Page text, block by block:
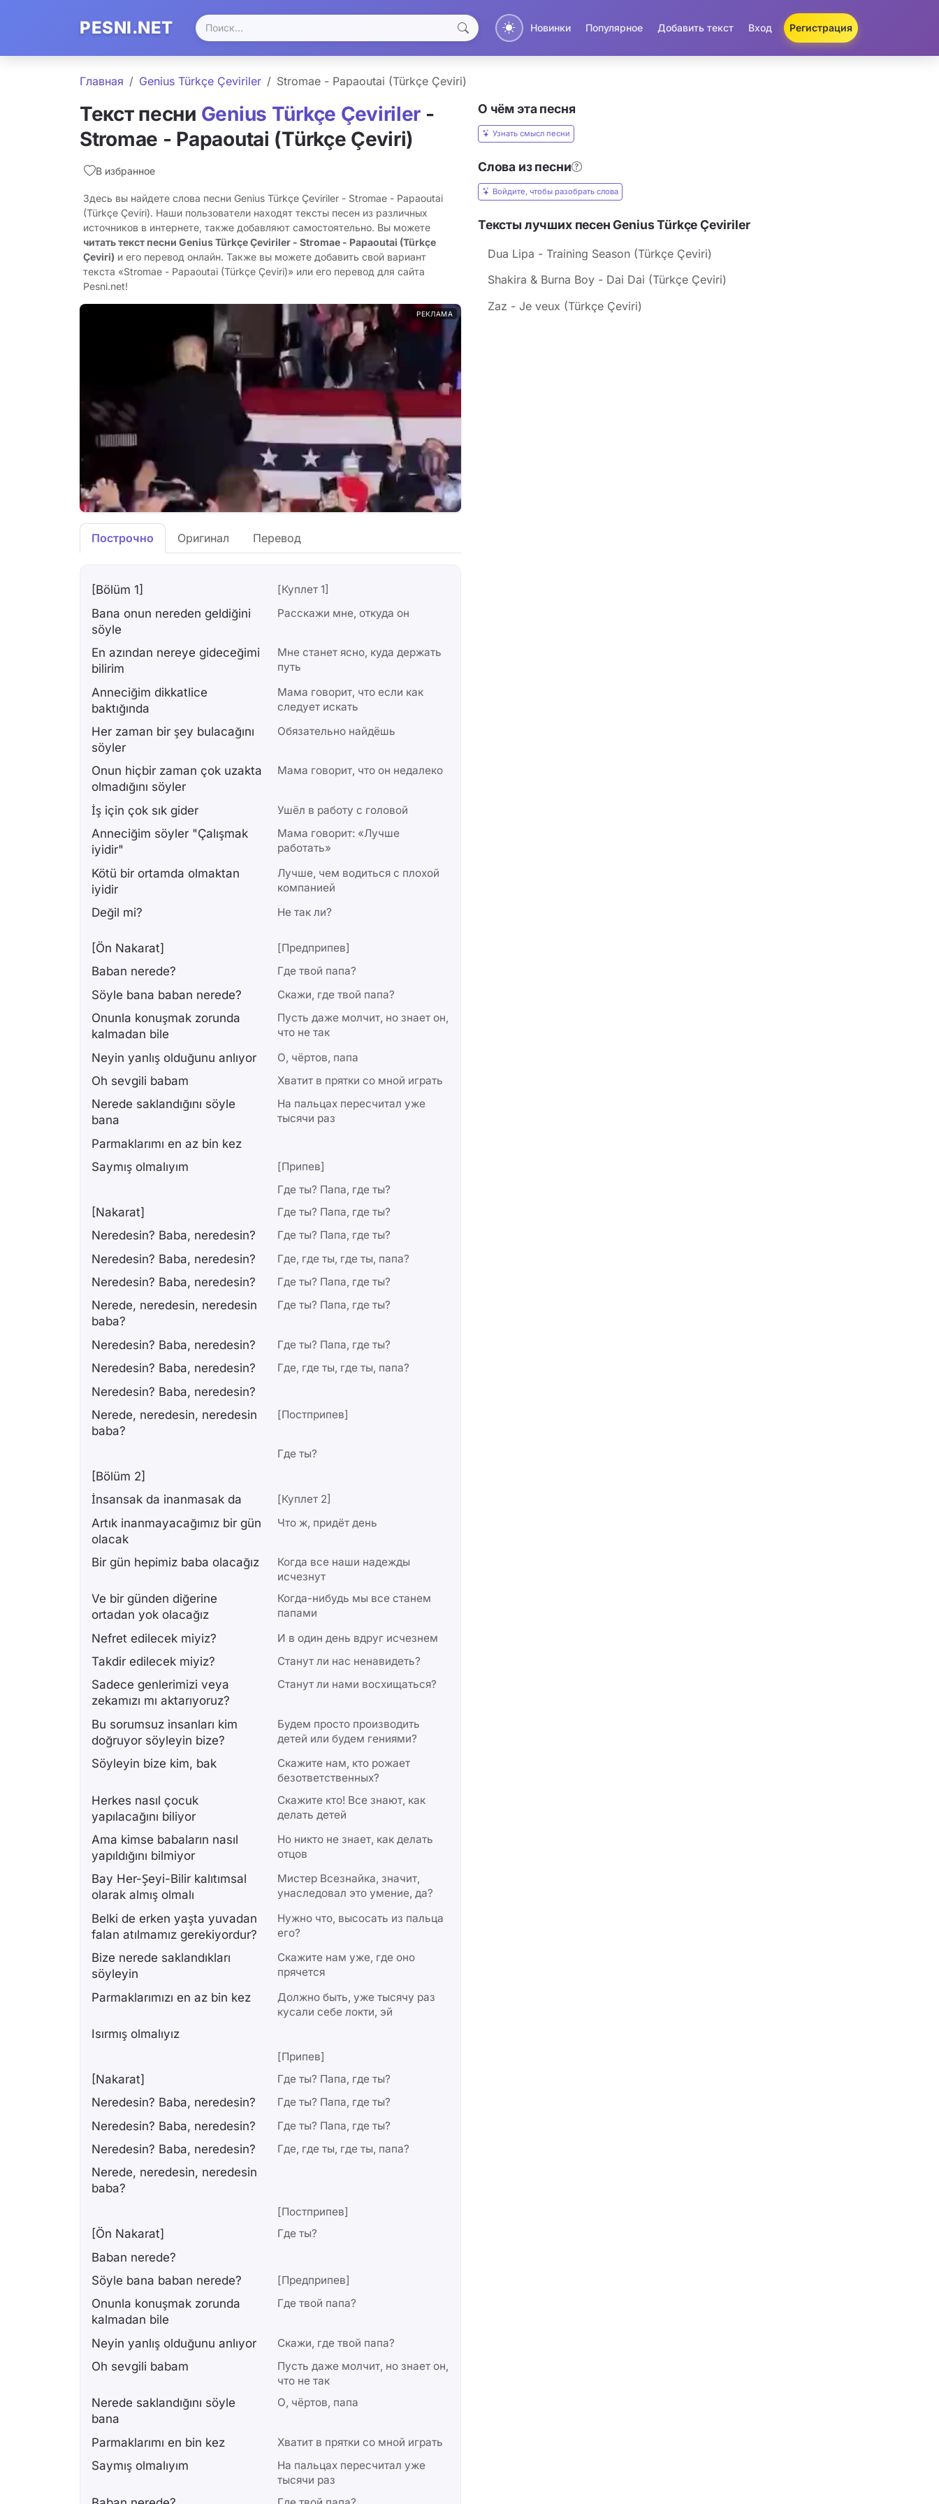
PESNI.NET Новинки Популярное Добавить текст Вход Регистрация
Главная Genius Türkçe Çeviriler Stromae - Papaoutai (Türkçe Çeviri)
Текст песни Genius Türkçe Çeviriler -
Stromae - Papaoutai (Türkçe Çeviri)
В избранное
Здесь вы найдете слова песни Genius Türkçe Çeviriler - Stromae - Papaoutai
(Türkçe Çeviri). Наши пользователи находят тексты песен из различных
источников в интернете, также добавляют самостоятельно. Вы можете
читать текст песни Genius Türkçe Çeviriler - Stromae - Papaoutai (Türkçe
Çeviri) и его перевод онлайн. Также вы можете добавить свой вариант
текста «Stromae - Papaoutai (Türkçe Çeviri)» или его перевод для сайта
Pesni.net!
РЕКЛАМА
Построчно Оригинал Перевод
[Bölüm 1] [Куплет 1]
Bana onun nereden geldiğini
söyle
Расскажи мне, откуда он
En azından nereye gideceğimi
bilirim
Мне станет ясно, куда держать
путь
Anneciğim dikkatlice
baktığında
Мама говорит, что если как
следует искать
Her zaman bir şey bulacağını
söyler
Обязательно найдёшь
Onun hiçbir zaman çok uzakta
olmadığını söyler
Мама говорит, что он недалеко
İş için çok sık gider Ушёл в работу с головой
Anneciğim söyler "Çalışmak
iyidir"
Мама говорит: «Лучше
работать»
Kötü bir ortamda olmaktan
iyidir
Лучше, чем водиться с плохой
компанией
Değil mi? Не так ли?
[Ön Nakarat] [Предприпев]
Baban nerede? Где твой папа?
Söyle bana baban nerede? Скажи, где твой папа?
Onunla konuşmak zorunda
kalmadan bile
Пусть даже молчит, но знает он,
что не так
Neyin yanlış olduğunu anlıyor О, чёртов, папа
Oh sevgili babam Хватит в прятки со мной играть
Nerede saklandığını söyle
bana
На пальцах пересчитал уже
тысячи раз
Parmaklarımı en az bin kez
Saymış olmalıyım
[Припев]
Где ты? Папа, где ты?
[Nakarat] Где ты? Папа, где ты?
Neredesin? Baba, neredesin? Где ты? Папа, где ты?
Nеredesin? Baba, nerеdesin? Где, где ты, где ты, папа?
Neredesin? Baba, neredesin? Где ты? Папа, где ты?
Nerede, neredesin, neredesin
baba?
Где ты? Папа, где ты?
Neredesin? Baba, neredesin? Где ты? Папа, где ты?
Neredesin? Baba, neredesin? Где, где ты, где ты, папа?
Neredesin? Baba, neredesin?
Nerede, neredesin, neredesin
baba?
[Постприпев]
Где ты?
[Bölüm 2]
İnsansak da inanmasak da
[Куплет 2]
Artık inanmayacağımız bir gün
olacak
Что ж, придёт день
Bir gün hepimiz baba olacağız
Когда все наши надежды
исчезнут
Ve bir günden diğerine
ortadan yok olacağız
Когда-нибудь мы все станем
папами
Nefret edilecek miyiz? И в один день вдруг исчезнем
Takdir edilecek miyiz? Станут ли нас ненавидеть?
Sadece genlerimizi veya
zekamızı mı aktarıyoruz?
Станут ли нами восхищаться?
Bu sorumsuz insanları kim
doğruyor söyleyin bize?
Будем просто производить
детей или будем гениями?
Söyleyin bize kim, bak
Скажите нам, кто рожает
безответственных?
Herkes nasıl çocuk
yapılacağını biliyor
Скажите кто! Все знают, как
делать детей
Ama kimse babaların nasıl
yapıldığını bilmiyor
Но никто не знает, как делать
отцов
Bay Her-Şeyi-Bilir kalıtımsal
olarak almış olmalı
Мистер Всезнайка, значит,
унаследовал это умение, да?
Belki de erken yaşta yuvadan
falan atılmamız gerekiyordur?
Нужно что, высосать из пальца
его?
Bize nerede saklandıkları
söyleyin
Скажите нам уже, где оно
прячется
Parmaklarımızı en az bin kez
Должно быть, уже тысячу раз
кусали себе локти, эй
Isırmış olmalıyız
[Припев]
[Nakarat] Где ты? Папа, где ты?
Neredesin? Baba, neredesin? Где ты? Папа, где ты?
Neredesin? Baba, neredesin? Где ты? Папа, где ты?
Neredesin? Baba, neredesin? Где, где ты, где ты, папа?
Nerede, neredesin, neredesin
baba?
[Постприпев]
[Ön Nakarat] Где ты?
Baban nerede?
Söyle bana baban nerede?
[Предприпев]
Onunla konuşmak zorunda
kalmadan bile
Где твой папа?
Neyin yanlış olduğunu anlıyor Скажи, где твой папа?
Oh sevgili babam
Пусть даже молчит, но знает он,
что не так
Nerede saklandığını söyle
bana
О, чёртов, папа
Parmaklarımı en bin kez Хватит в прятки со мной играть
Saymış olmalıyım
На пальцах пересчитал уже
тысячи раз
О чём эта песня
Узнать смысл песни
Слова из песни
Войдите, чтобы разобрать слова
Тексты лучших песен Genius Türkçe Çeviriler
Dua Lipa - Training Season (Türkçe Çeviri)
Shakira & Burna Boy - Dai Dai (Türkçe Çeviri)
Zaz - Je veux (Türkçe Çeviri)